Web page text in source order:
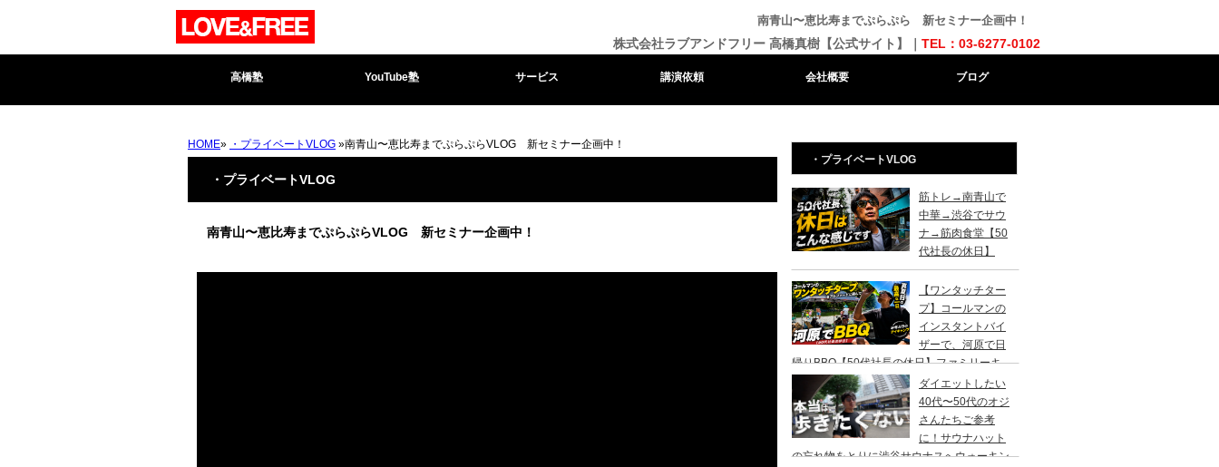
南青山〜恵比寿までぷらぷら 新セミナー企画中！
株式会社ラブアンドフリー 高橋真樹【公式サイト】｜ TEL：03-6277-0102
高橋塾 YouTube塾 サービス 講演依頼 会社概要 ブログ
HOME» ・プライベートVLOG »南青山〜恵比寿までぷらぷらVLOG 新セミナー企画中！
・プライベートVLOG
南青山〜恵比寿までぷらぷらVLOG 新セミナー企画中！
・プライベートVLOG
筋トレ→南青山で
中華→渋谷でサウ
ナ→筋肉食堂【50
代社長の休日】
【ワンタッチター
プ】コールマンの
インスタントバイ
ザーで、河原で日
帰りBBQ【50代社長の休日】ファミリーキ
ャンプ初心者さんは、まずこのスタイルでデ
イキャンプがおすすめです。
ダイエットしたい
40代〜50代のオジ
さんたちご参考
に！サウナハット
の忘れ物をとりに渋谷サウナスへウォーキン